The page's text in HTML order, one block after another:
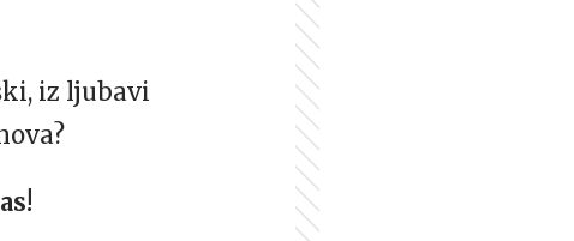
iz ljubavi